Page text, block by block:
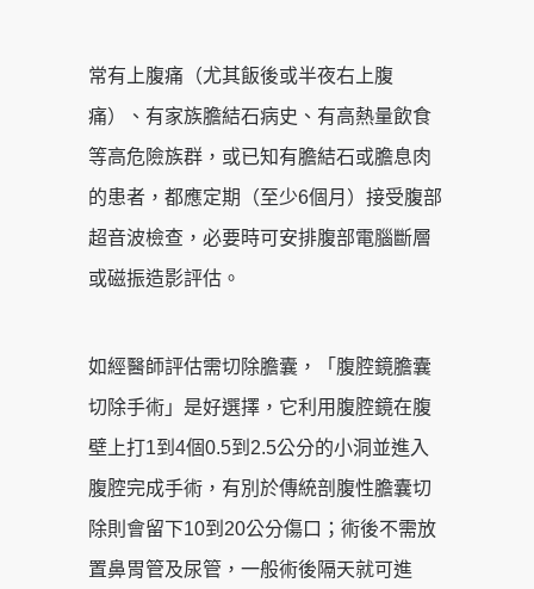
常有上腹痛（尤其飯後或半夜右上腹
痛）、有家族膽結石病史、有高熱量飲食
等高危險族群，或已知有膽結石或膽息肉
的患者，都應定期（至少6個月）接受腹部
超音波檢查，必要時可安排腹部電腦斷層
或磁振造影評估。
如經醫師評估需切除膽囊，「腹腔鏡膽囊
切除手術」是好選擇，它利用腹腔鏡在腹
壁上打1到4個0.5到2.5公分的小洞並進入
腹腔完成手術，有別於傳統剖腹性膽囊切
除則會留下10到20公分傷口；術後不需放
置鼻胃管及尿管，一般術後隔天就可進